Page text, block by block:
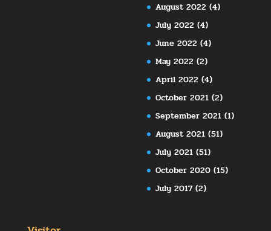
August 2022 (4)
July 2022 (4)
June 2022 (4)
May 2022 (2)
April 2022 (4)
October 2021 (2)
September 2021 (1)
August 2021 (51)
July 2021 (51)
October 2020 (15)
July 2017 (2)